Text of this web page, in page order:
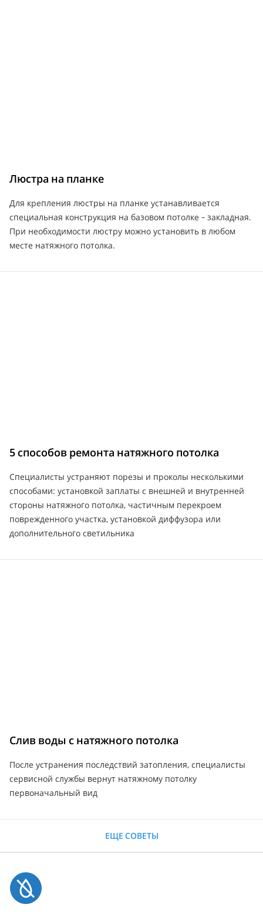
Люстра на планке
Для крепления люстры на планке устанавливается
специальная конструкция на базовом потолке - закладная.
При необходимости люстру можно установить в любом
месте натяжного потолка.
5 способов ремонта натяжного потолка
Специалисты устраняют порезы и проколы несколькими
способами: установкой заплаты с внешней и внутренней
стороны натяжного потолка, частичным перекроем
поврежденного участка, установкой диффузора или
дополнительного светильника
Слив воды с натяжного потолка
После устранения последствий затопления, специалисты
сервисной службы вернут натяжному потолку
первоначальный вид
ЕЩЕ СОВЕТЫ